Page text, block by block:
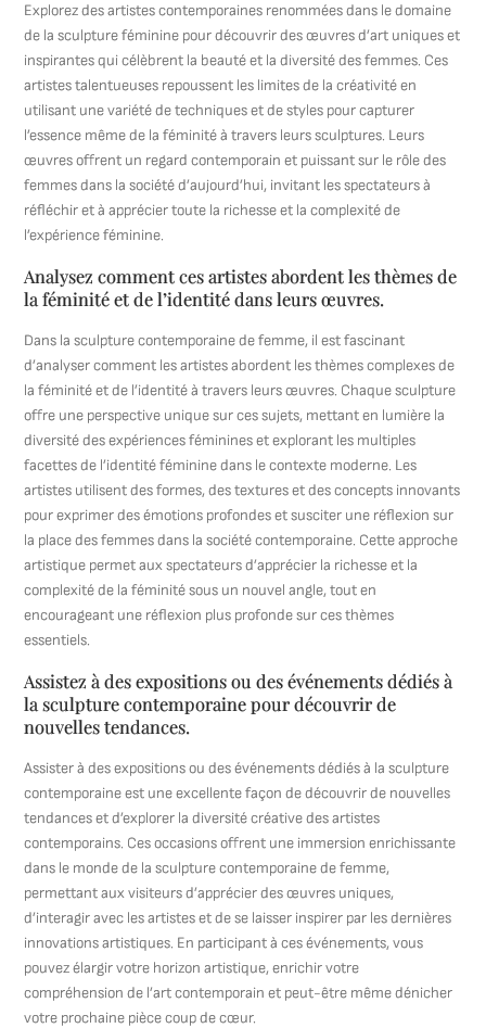
Explorez des artistes contemporaines renommées dans le domaine
de la sculpture féminine pour découvrir des œuvres d’art uniques et
inspirantes qui célèbrent la beauté et la diversité des femmes. Ces
artistes talentueuses repoussent les limites de la créativité en
utilisant une variété de techniques et de styles pour capturer
l’essence même de la féminité à travers leurs sculptures. Leurs
œuvres offrent un regard contemporain et puissant sur le rôle des
femmes dans la société d’aujourd’hui, invitant les spectateurs à
réfléchir et à apprécier toute la richesse et la complexité de
l’expérience féminine.
Analysez comment ces artistes abordent les thèmes de
la féminité et de l’identité dans leurs œuvres.
Dans la sculpture contemporaine de femme, il est fascinant
d’analyser comment les artistes abordent les thèmes complexes de
la féminité et de l’identité à travers leurs œuvres. Chaque sculpture
offre une perspective unique sur ces sujets, mettant en lumière la
diversité des expériences féminines et explorant les multiples
facettes de l’identité féminine dans le contexte moderne. Les
artistes utilisent des formes, des textures et des concepts innovants
pour exprimer des émotions profondes et susciter une réflexion sur
la place des femmes dans la société contemporaine. Cette approche
artistique permet aux spectateurs d’apprécier la richesse et la
complexité de la féminité sous un nouvel angle, tout en
encourageant une réflexion plus profonde sur ces thèmes
essentiels.
Assistez à des expositions ou des événements dédiés à
la sculpture contemporaine pour découvrir de
nouvelles tendances.
Assister à des expositions ou des événements dédiés à la sculpture
contemporaine est une excellente façon de découvrir de nouvelles
tendances et d’explorer la diversité créative des artistes
contemporains. Ces occasions offrent une immersion enrichissante
dans le monde de la sculpture contemporaine de femme,
permettant aux visiteurs d’apprécier des œuvres uniques,
d’interagir avec les artistes et de se laisser inspirer par les dernières
innovations artistiques. En participant à ces événements, vous
pouvez élargir votre horizon artistique, enrichir votre
compréhension de l’art contemporain et peut-être même dénicher
votre prochaine pièce coup de cœur.